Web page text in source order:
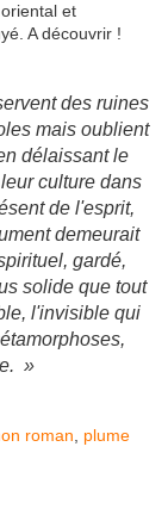
et
A découvrir !
des ruines
mais oublient
délaissant le
culture dans
de l'esprit,
demeurait
gardé,
solide que tout
l'invisible qui
»
roman
plume